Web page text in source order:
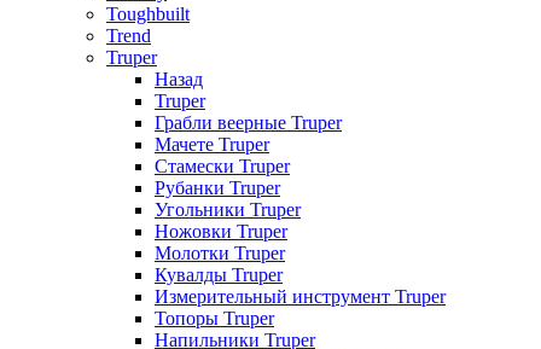
Toughbuilt
Trend
Truper
Назад
Truper
Грабли веерные Truper
Мачете Truper
Стамески Truper
Рубанки Truper
Угольники Truper
Ножовки Truper
Молотки Truper
Кувалды Truper
Измерительный инструмент Truper
Топоры Truper
Напильники Truper